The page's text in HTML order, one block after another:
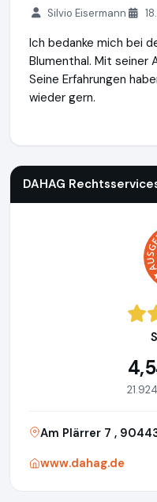
Silvio Eisermann
Ich bedanke mich bei
Blumenthal. Mit seiner
Seine Erfahrungen
wieder gern.
DAHAG
Am Plärrer 7 ,
www.dahag.de